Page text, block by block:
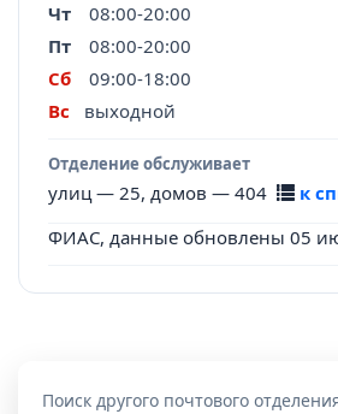
Чт
08:00-20:00
Пт
08:00-20:00
Сб
09:00-18:00
Вс
выходной
Отделение обслуживает
улиц — 25, домов — 404 к
ФИАС, данные обновлены 05
Поиск другого почтового